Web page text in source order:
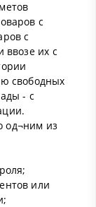
с
с
ввозе их с
свободных
- с
од¬ним из
или